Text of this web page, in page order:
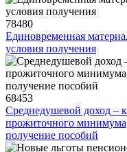
78480
Единовременная
условия получения
68453
Среднедушевой доход –
прожиточного
получение пособий